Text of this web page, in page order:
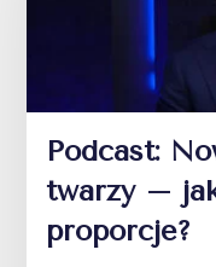
Podcast:
twarzy –
proporcje?